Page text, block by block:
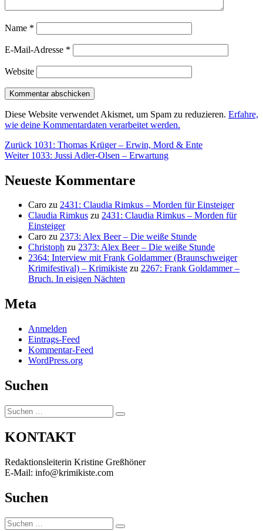
Name *
E-Mail-Adresse *
Website
Diese Website verwendet Akismet, um Spam zu reduzieren. Erfahre,
wie deine Kommentardaten verarbeitet werden.
Beitragsnavigation
Zurück Vorheriger
Beitrag:
1031: Thomas Krüger – Erwin, Mord & Ente
Weiter Nächster
1033: Jussi Adler-Olsen – Erwartung
Neueste Kommentare
Caro zu 2431: Claudia Rimkus – Morden für Einsteiger
Claudia Rimkus zu 2431: Claudia Rimkus – Morden für
Einsteiger
Caro zu 2373: Alex Beer – Die weiße Stunde
Christoph zu 2373: Alex Beer – Die weiße Stunde
2364: Interview mit Frank Goldammer (Braunschweiger
Krimifestival) – Krimikiste zu 2267: Frank Goldammer –
Bruch. In eisigen Nächten
Meta
Anmelden
Eintrags-Feed
Kommentar-Feed
WordPress.org
Suchen
Suchen
nach:
Suchen
KONTAKT
Redaktionsleiterin Kristine Greßhöner
E-Mail: info@krimikiste.com
Suchen
Suchen